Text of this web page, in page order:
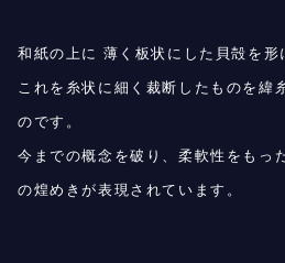
和紙の上に 薄く板状にした貝殻を形
これを糸状に細く裁断したものを緯
のです。
今までの概念を破り、柔軟性をもっ
の煌めきが表現されています。